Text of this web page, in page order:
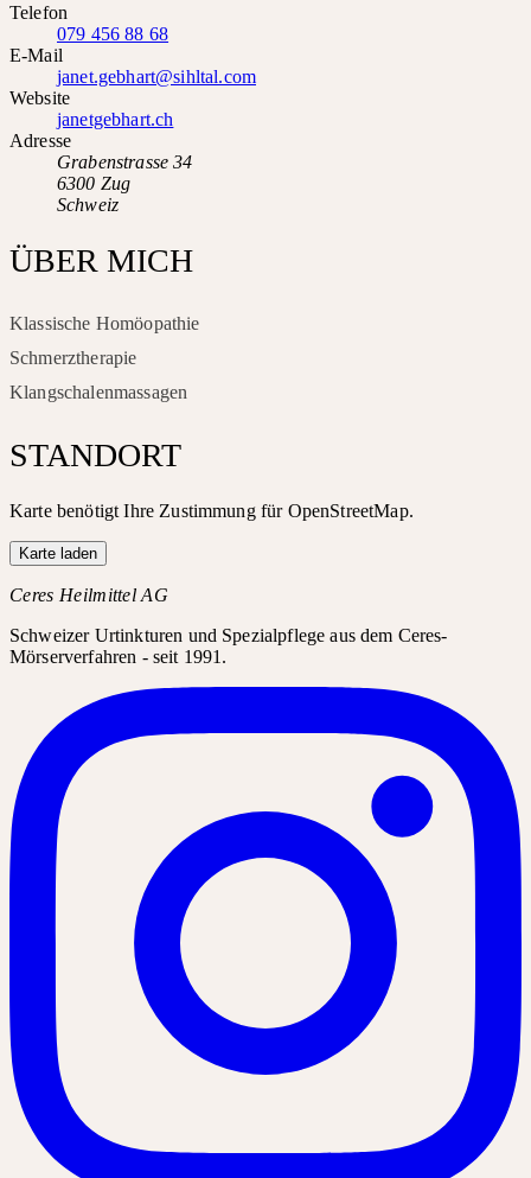
Telefon
079 456 88 68
E-Mail
janet.gebhart@sihltal.com
Website
janetgebhart.ch
Adresse
Grabenstrasse 34
6300 Zug
Schweiz
ÜBER MICH
Klassische Homöopathie
Schmerztherapie
Klangschalenmassagen
STANDORT
Karte benötigt Ihre Zustimmung für OpenStreetMap.
Karte laden
Ceres Heilmittel AG
Schweizer Urtinkturen und Spezialpflege aus dem Ceres-
Mörserverfahren - seit 1991.